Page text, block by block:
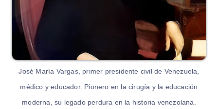
José María Vargas, primer presidente civil de Venezuela,
médico y educador. Pionero en la cirugía y la educación
moderna, su legado perdura en la historia venezolana.